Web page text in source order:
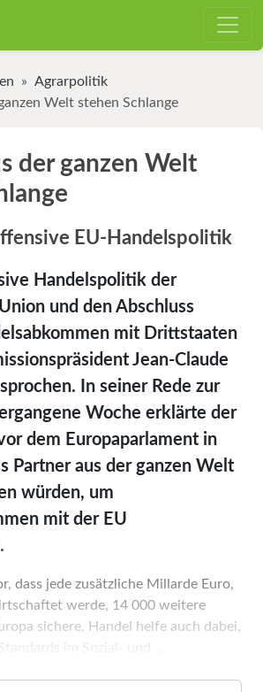
Agrarpolitik
Welt stehen Schlange
der ganzen Welt
EU-Handelspolitik
Handelspolitik der
und den Abschluss
mit Drittstaaten
Jean-Claude
In seiner Rede zur
Woche erklärte der
dem Europaparlament in
Partner aus der ganzen Welt
würden, um
mit der EU
dass jede zusätzliche Mill­arde Euro,
werde, 14 000 weitere
sichere. Handel helfe auch dabei,
im Sozial- und ...